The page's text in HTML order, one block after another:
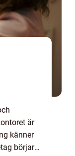
är
känner
börjar